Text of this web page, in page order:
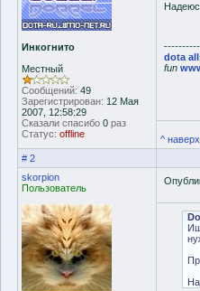
Инкогнито
Местный
Сообщений: 49
Зарегистрирован: 12 Мая
2007, 12:58:29
Сказали спасибо 0раз
Статус: offline
dota
fun
^
# 2
skorpion
Пользователь